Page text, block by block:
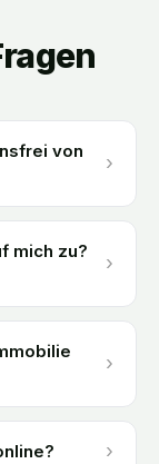
von
›
mich zu?
›
›
›